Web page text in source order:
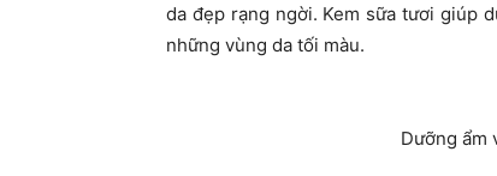
da đẹp rạng ngời. Kem sữa tươi giúp
những vùng da tối màu.
Dưỡng ẩm